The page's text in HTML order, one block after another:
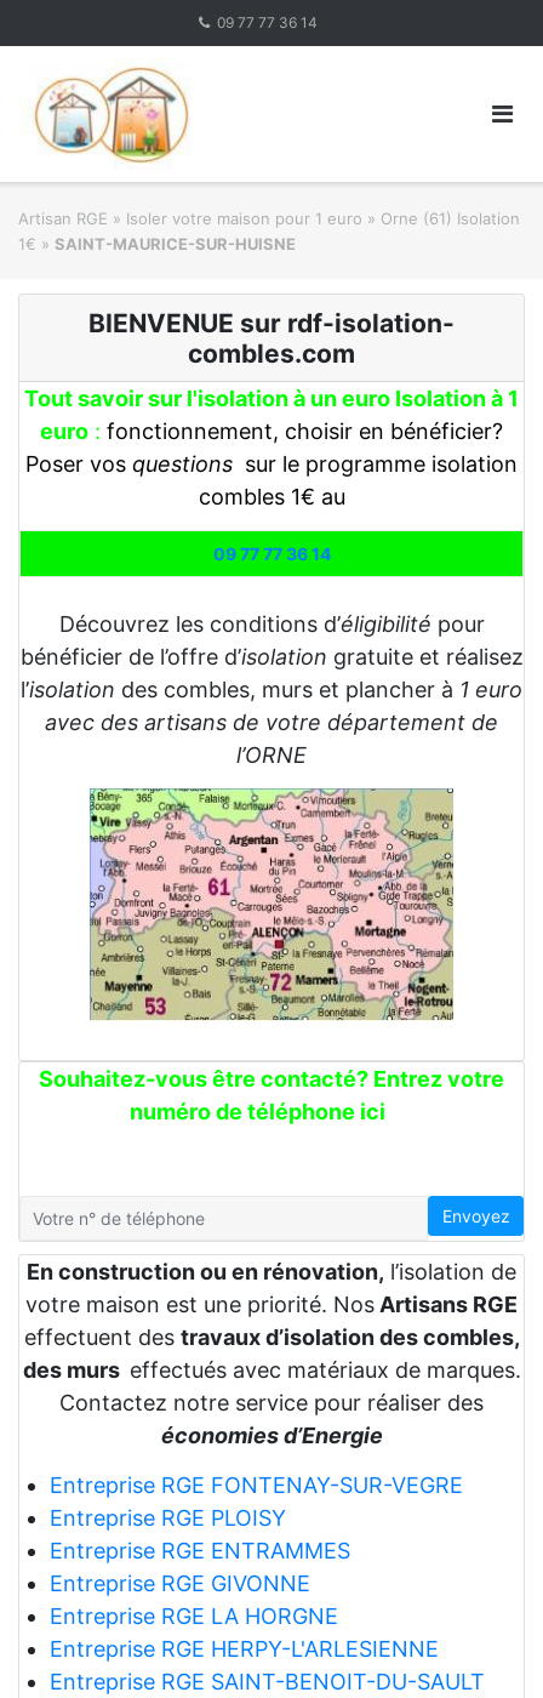
09 77 77 36 14
Artisan RGE » Isoler votre maison pour 1 euro » Orne (61) Isolation
1€ » SAINT-MAURICE-SUR-HUISNE
BIENVENUE sur rdf-isolation-
combles.com
Tout savoir sur l'isolation à un euro Isolation à 1
euro : fonctionnement, choisir en bénéficier?
Poser vos questions sur le programme isolation
combles 1€ au
09 77 77 36 14
Découvrez les conditions d’éligibilité pour
bénéficier de l’offre d’isolation gratuite et réalisez
l’isolation des combles, murs et plancher à 1 euro
avec des artisans de votre département de
l’ORNE
Souhaitez-vous être contacté? Entrez votre
numéro de téléphone ici
Envoyez
En construction ou en rénovation, l’isolation de
votre maison est une priorité. Nos Artisans RGE
effectuent des travaux d’isolation des combles,
des murs effectués avec matériaux de marques.
Contactez notre service pour réaliser des
économies d’Energie
Entreprise RGE FONTENAY-SUR-VEGRE
Entreprise RGE PLOISY
Entreprise RGE ENTRAMMES
Entreprise RGE GIVONNE
Entreprise RGE LA HORGNE
Entreprise RGE HERPY-L'ARLESIENNE
Entreprise RGE SAINT-BENOIT-DU-SAULT